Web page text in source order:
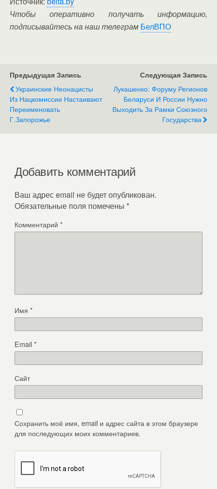
Чтобы оперативно получать информацию,
подписывайтесь на наш телеграм БелВПО
Предыдущая Запись
Украинские Неонацисты
Из Нацкомиссии Настаивают
Переименовать
Г.Запорожье
Следующая Запись
Лукашенко: Форуму Регионов
Беларуси И России Нужно
Выходить За Рамки Союзного
Государства
Добавить комментарий
Ваш адрес email не будет опубликован.
Обязательные поля помечены *
Комментарий *
Имя *
Email*
Сайт
Сохранить моё имя, email и адрес сайта в этом браузере
для последующих моих комментариев.